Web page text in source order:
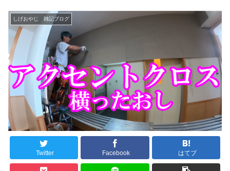
しげおやじ 雑記ブログ
Twitter Facebook はてブ